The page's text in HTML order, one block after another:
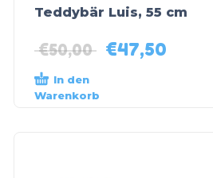
Teddybär Luis, 55 cm
€50,00 €47,50
In den
Warenkorb